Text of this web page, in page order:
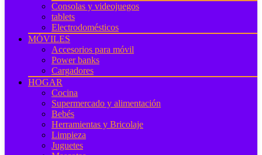
Consolas y videojuegos
tablets
Electrodomésticos
MÓVILES
Accesorios para móvil
Power banks
Cargadores
HOGAR
Cocina
Supermercado y alimentación
Bebés
Herramientas y Bricolaje
Limpieza
Juguetes